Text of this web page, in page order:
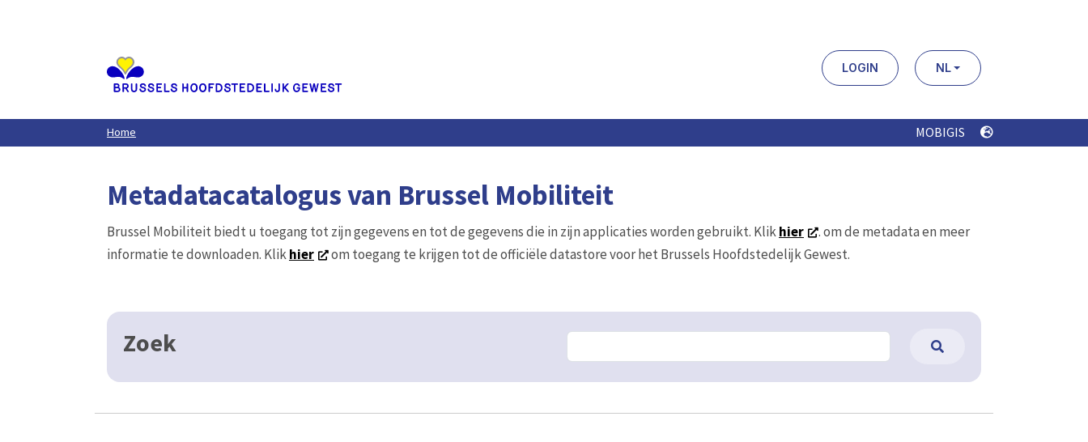
LOGIN NL
Home MOBIGIS
Metadatacatalogus van Brussel Mobiliteit
Brussel Mobiliteit biedt u toegang tot zijn gegevens en tot de gegevens die in zijn applicaties worden gebruikt. Klikhier
. om de metadata en meer
informatie te downloaden. Klikhier om toegang te krijgen tot de officiële datastore voor het Brussels Hoofdstedelijk Gewest.
Zoek